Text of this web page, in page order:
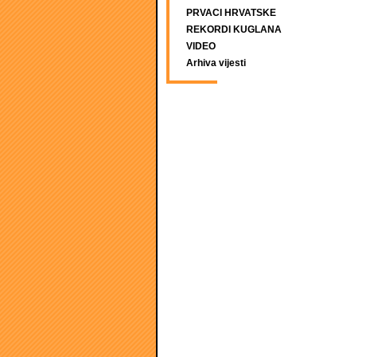
PRVACI HRVATSKE
REKORDI KUGLANA
VIDEO
Arhiva vijesti